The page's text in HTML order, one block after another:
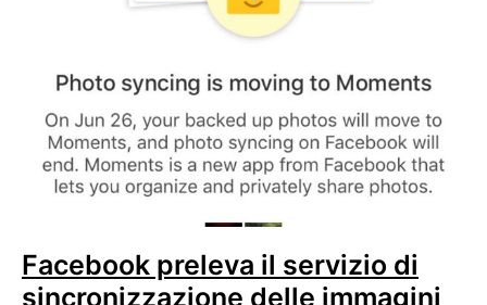
Facebook preleva il servizio di
sincronizzazione delle immagini